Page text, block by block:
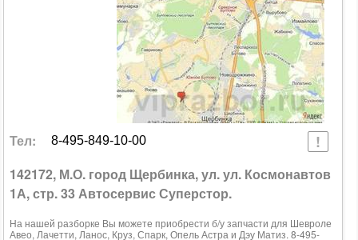
Тел: 8-495-849-10-00
142172, М.О. город Щербинка, ул. ул. Космонавтов
1А, стр. 33 Автосервис Суперстор.
На нашей разборке Вы можете приобрести б/у запчасти для Шевроле
Авео, Лачетти, Ланос, Круз, Спарк, Опель Астра и Дэу Матиз. 8-495-